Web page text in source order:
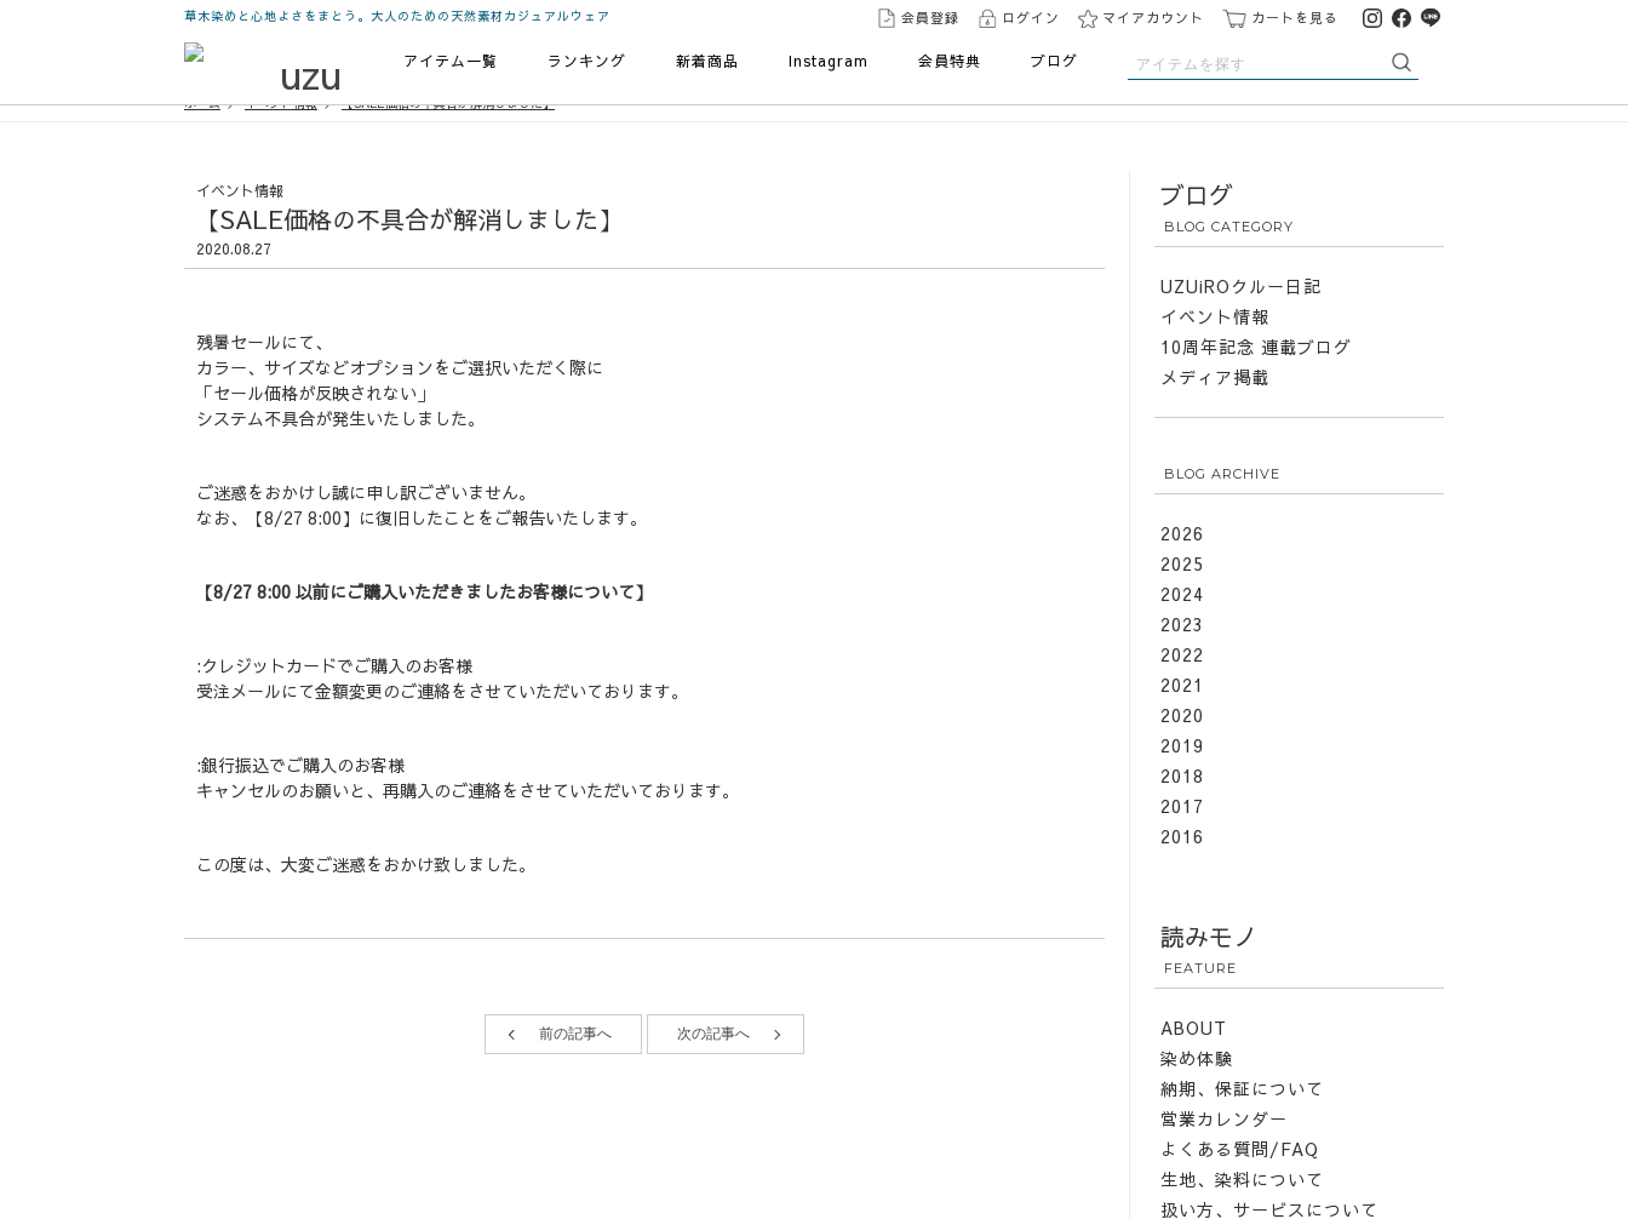
草木染めと心地よさをまとう。大人のための天然素材カジュアルウェア 会員登録 ログイン マイアカウント カートを見る
アイテム一覧 ランキング 新着商品 Instagram 会員特典 ブログ
ホーム イベント情報 【SALE価格の不具合が解消しました】
イベント情報
【SALE価格の不具合が解消しました】
2020.08.27
残暑セールにて、
カラー、サイズなどオプションをご選択いただく際に
「セール価格が反映されない」
システム不具合が発生いたしました。
ご迷惑をおかけし誠に申し訳ございません。
なお、【8/27 8:00】に復旧したことをご報告いたします。
【8/27 8:00 以前にご購入いただきましたお客様について】
:クレジットカードでご購入のお客様
受注メールにて金額変更のご連絡をさせていただいております。
:銀行振込でご購入のお客様
キャンセルのお願いと、再購入のご連絡をさせていただいております。
この度は、大変ご迷惑をおかけ致しました。
前の記事へ 次の記事へ
ブログ
BLOG CATEGORY
UZUiROクルー日記
イベント情報
10周年記念 連載ブログ
メディア掲載
BLOG ARCHIVE
2026
2025
2024
2023
2022
2021
2020
2019
2018
2017
2016
読みモノ
FEATURE
ABOUT
染め体験
納期、保証について
営業カレンダー
よくある質問/FAQ
生地、染料について
扱い方、サービスについて